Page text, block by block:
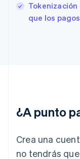
que los
¿A punto
Crea una
no tendrás
Finlandia
EnglishSvenska
India
English
Italia